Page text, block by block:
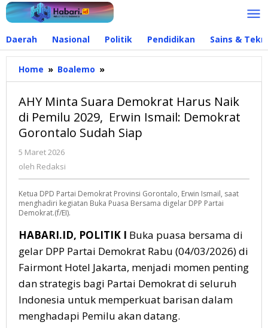
Lewati
ke
Daerah Nasional Politik Pendidikan Sains &
Home » Boalemo »
Minta
Demokrat
Harus
Naik
Erwin
Ismail:
Demokrat
Sudah
AHY Minta Suara Demokrat Harus Naik
di Pemilu 2029, Erwin Ismail: Demokrat
Gorontalo Sudah Siap
5 Maret 2026
oleh Redaksi
Ketua DPD Partai Demokrat Provinsi Gorontalo, Erwin Ismail, saat
menghadiri kegiatan Buka Puasa Bersama digelar DPP Partai
Demokrat.(f/EI).
HABARI.ID, POLITIK I Buka puasa bersama di
gelar DPP Partai Demokrat Rabu (04/03/2026) di
Fairmont Hotel Jakarta, menjadi momen penting
dan strategis bagi Partai Demokrat di seluruh
Indonesia untuk memperkuat barisan dalam
menghadapi Pemilu akan datang.